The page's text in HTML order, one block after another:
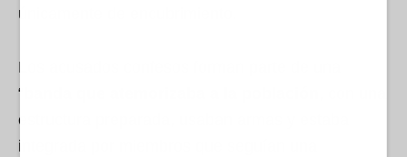
únicamente de encubrimiento.
Los acusados confesos forman parte de una
“
estructura preparada, usaban armas y estaba
integrada por miembros que seguían una